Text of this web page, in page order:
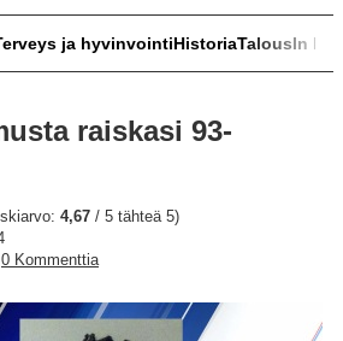
ja hyvinvointiHistoriaTalousIn
raiskasi 93-
4,67 / 5 tähteä 5)
0 Kommenttia